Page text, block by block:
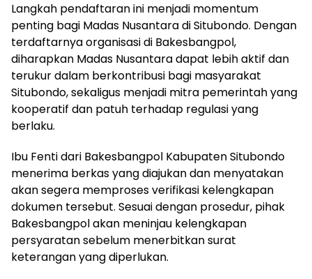
Langkah pendaftaran ini menjadi momentum
penting bagi Madas Nusantara di Situbondo. Dengan
terdaftarnya organisasi di Bakesbangpol,
diharapkan Madas Nusantara dapat lebih aktif dan
terukur dalam berkontribusi bagi masyarakat
Situbondo, sekaligus menjadi mitra pemerintah yang
kooperatif dan patuh terhadap regulasi yang
berlaku.
Ibu Fenti dari Bakesbangpol Kabupaten Situbondo
menerima berkas yang diajukan dan menyatakan
akan segera memproses verifikasi kelengkapan
dokumen tersebut. Sesuai dengan prosedur, pihak
Bakesbangpol akan meninjau kelengkapan
persyaratan sebelum menerbitkan surat
keterangan yang diperlukan.